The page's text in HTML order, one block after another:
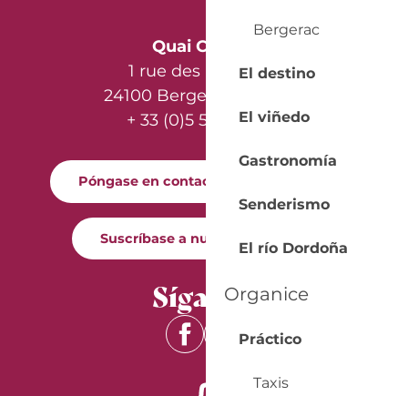
Bergerac
El destino
El viñedo
Gastronomía
Senderismo
El río Dordoña
Organice
Práctico
Taxis
Quai Cyrano
1 rue des Récollets
24100 Bergerac - France
+ 33 (0)5 53 57 03 11
Póngase en contacto con nosotros
Suscríbase a nuestro boletín
Síganos